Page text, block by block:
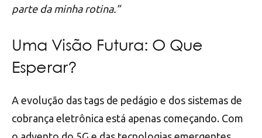
parte da minha rotina.”
Uma Visão Futura: O Que
Esperar?
A evolução das tags de pedágio e dos sistemas de
cobrança eletrônica está apenas começando. Com